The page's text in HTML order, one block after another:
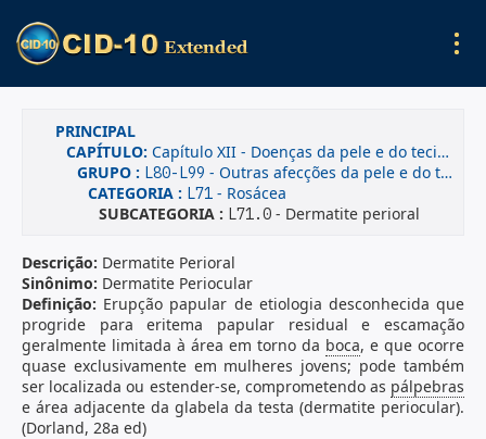
PRINCIPAL
CAPÍTULO: Capítulo XII - Doenças da pele e do tecido subcutâneo
GRUPO : L80-L99 - Outras afecções da pele e do tecido subcutâneo
CATEGORIA : L71 - Rosácea
SUBCATEGORIA : L71.0 - Dermatite perioral
Descrição: Dermatite Perioral
Sinônimo: Dermatite Periocular
Definição: Erupção papular de etiologia desconhecida que
progride para eritema papular residual e escamação
geralmente limitada à área em torno da boca, e que ocorre
quase exclusivamente em mulheres jovens; pode também
ser localizada ou estender-se, comprometendo as pálpebras
e área adjacente da glabela da testa (dermatite periocular).
(Dorland, 28a ed)